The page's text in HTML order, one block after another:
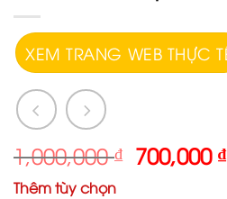
XEM TRANG WEB THỰC
1,000,000₫ 700,000₫
Thêm tùy chọn